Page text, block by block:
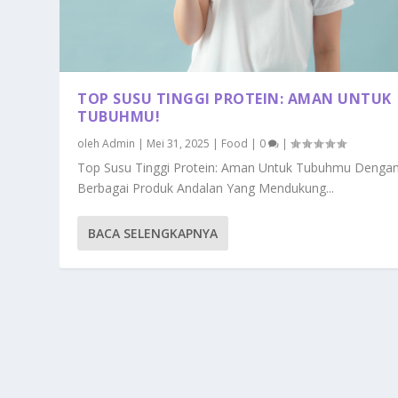
TOP SUSU TINGGI PROTEIN: AMAN UNTUK
TUBUHMU!
olehAdmin | Mei 31, 2025 | Food | 0 |
Top Susu Tinggi Protein: Aman Untuk Tubuhmu
Berbagai Produk Andalan Yang Mendukung...
BACA SELENGKAPNYA